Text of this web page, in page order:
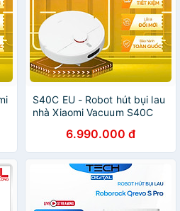
S40C EU - Robot hút bụi lau
nhà Xiaomi Vacuum S40C
GIAO HCM6.990.000 đ